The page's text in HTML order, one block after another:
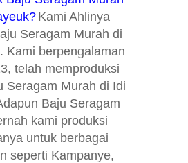
Kami Ahlinya
Seragam Murah di
Kami berpengalaman
telah memproduksi
Seragam Murah di Idi
Baju Seragam
kami produksi
untuk berbagai
seperti Kampanye,